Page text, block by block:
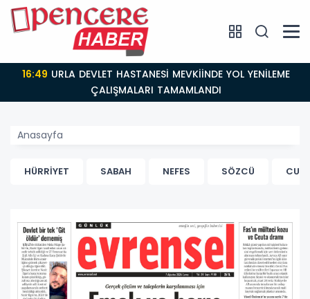
16:49
ÇALIŞMALARI TAMAMLANDI
Anasayfa
HÜRRİYET SABAH NEFES SÖZCÜ